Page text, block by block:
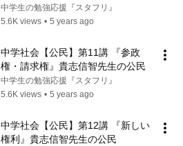
中学生の勉強応援『スタフリ』
5.6K views • 5 years ago
中学社会【公民】第11講 『参政
権・請求権』貴志信智先生の公民
中学生の勉強応援『スタフリ』
5.6K views • 5 years ago
中学社会【公民】第12講 『新しい
権利』貴志信智先生の公民